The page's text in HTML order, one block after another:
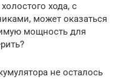
хода, с
может оказаться
мощность для
не осталось